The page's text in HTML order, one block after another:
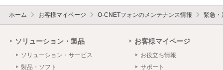
ホーム お客様マイページ O-CNETフォンのメンテナンス情報 緊急・
ソリューション・製品
ソリューション・サービス
製品・ソフト
お客様マイページ
お役立ち情報
サポート